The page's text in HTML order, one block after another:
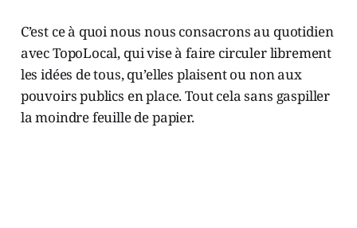
C’est ce à quoi nous nous consacrons au quotidien
avec TopoLocal, qui vise à faire circuler librement
les idées de tous, qu’elles plaisent ou non aux
pouvoirs publics en place. Tout cela sans gaspiller
la moindre feuille de papier.